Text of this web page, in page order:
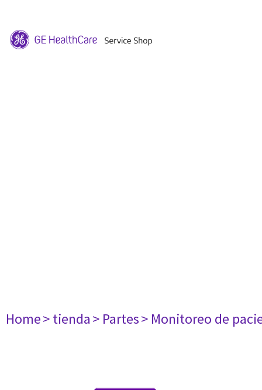
Home> tienda> Partes> Monitoreo de